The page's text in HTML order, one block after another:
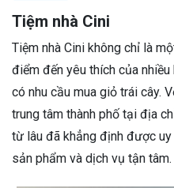
Tiệm nhà Cini
Tiệm nhà Cini không chỉ là
điểm đến yêu thích của nhiều
có nhu cầu mua giỏ trái cây.
trung tâm thành phố tại địa
từ lâu đã khẳng định được
sản phẩm và dịch vụ tận tâm.